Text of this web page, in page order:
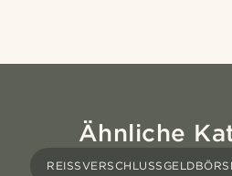
Ähnliche